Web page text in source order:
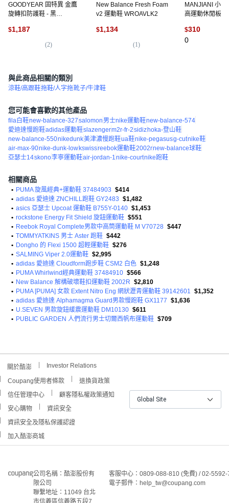
GOODYEAR 固特異 金鷹
旋轉扣防護鞋 - 黑
$1,187
(2)
New Balance Fresh Foam
v2 運動鞋 WROAVLK2
$1,134
(1)
MANJIANI 小白
高運動休閒板鞋
$310
0
與此商品相關的類別
涼鞋/高跟鞋拖鞋/人字拖靴子/牛津鞋
您可能會喜歡的其他產品
fila白鞋new-balance-327salomon 男士nike運動鞋new-balance-574
愛迪達慢跑鞋adidas運動鞋slazengerm2r-fr-2sidiz hoka-登山鞋
new-balance-550nikedunk美津濃慢跑鞋ua鞋nike-pegasusg-cutnike鞋
air-max-90nike-dunk-low kswissreebok運動鞋2002rnew-balance球鞋
亞瑟士14skono李寧運動鞋air-jordan-1nike-courtnike跑鞋
相關商品
• PUMA 旋風經典+運動鞋 37484903 $414
• adidas 愛迪達 ZNCHILL跑鞋 GY2483 $1,482
• asics 亞瑟士 Upcoat 運動鞋 B755Y-0140 $1,453
• rockstone Energy Fit Shield 旋鈕運動鞋 $551
• Reebok Royal Complete男款中高筒運動鞋 M V70728 $447
• TOMMYATKINS 男士 Aster 跑鞋 $442
• Dongho 的 Flexi 1500 超輕運動鞋 $276
• SALMING Viper 2.0運動鞋 $2,995
• adidas 愛迪達 Cloudform跑步鞋 CSM2 白色 $1,248
• PUMA Whirlwind經典運動鞋 37484910 $566
• New Balance 解構破壞鞋扣運動鞋 2002R $2,810
• PUMA [PUMA] 女款 Extent Nitro Eng 網狀瀝青運動鞋 39142601 $1,352
• adidas 愛迪達 Alphamagma Guard男款慢跑鞋 GX1177 $1,636
• U.SEVEN 男款旋鈕緩震運動鞋 DM10130 $611
• PUBLIC GARDEN 人們流行男士切爾西帆布運動鞋 $709
關於酷澎 Investor Relations
Coupang使用者條款
退換貨政策
信任管理中心
顧客隱私權政策通知
安心購物
資訊安全
資訊安全及隱私保護認證
加入酷澎商城
Global Site
公司名稱：酷澎股份有
限公司
聯繫地址：11049 台北
市信義區信義路五段7
客服中心：0809-088-810 (免費) / 02-
電子郵件：help_tw@coupang.com